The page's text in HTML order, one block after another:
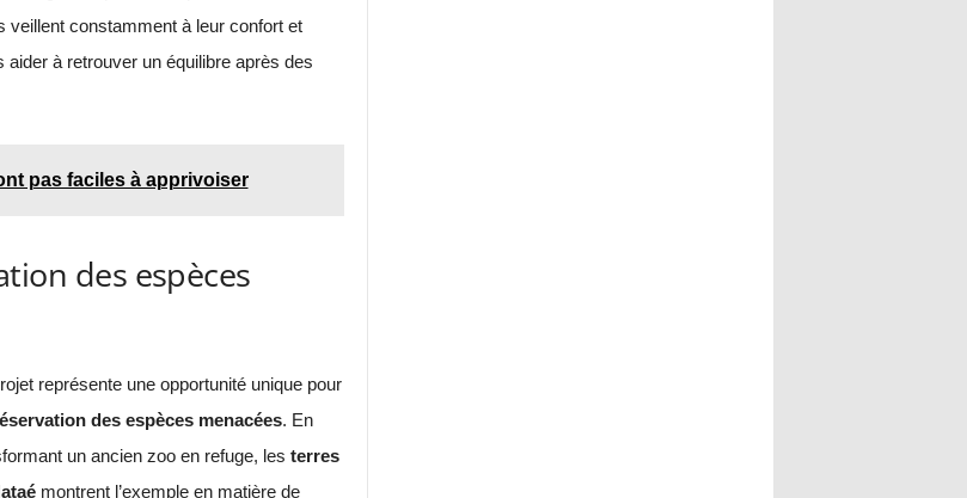
constamment à leur confort et
à retrouver un équilibre après des
pas faciles à apprivoiser
des espèces
représente une opportunité unique pour
des espèces menacées. En
un ancien zoo en refuge, les terres
montrent l’exemple en matière de